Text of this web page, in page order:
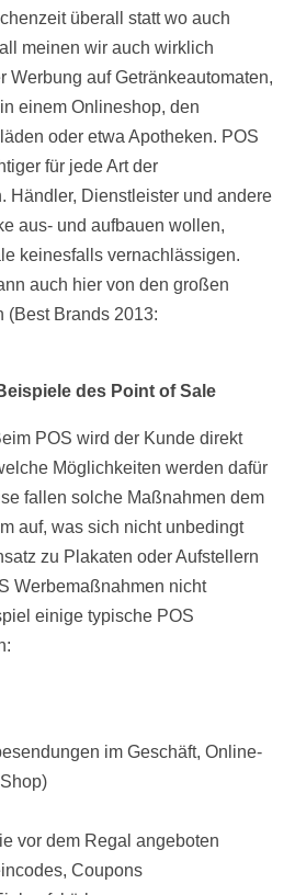
überall statt wo auch
meinen wir auch wirklich
Werbung auf Getränkeautomaten,
einem Onlineshop, den
oder etwa Apotheken. POS
für jede Art der
Händler, Dienstleister und andere
aus- und aufbauen wollen,
keinesfalls vernachlässigen.
auch hier von den großen
(Best Brands 2013:
des Point of Sale
POS wird der Kunde direkt
Möglichkeiten werden dafür
fallen solche Maßnahmen dem
auf, was sich nicht unbedingt
zu Plakaten oder Aufstellern
Werbemaßnahmen nicht
einige typische POS
im Geschäft, Online-
vor dem Regal angeboten
Coupons